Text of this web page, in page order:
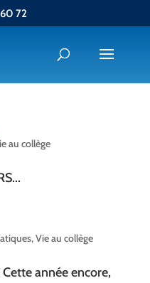
72
au collège
,Vie au collège
année encore,